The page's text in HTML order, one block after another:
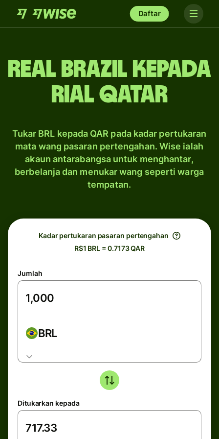
Daftar
real Brazil kepada
rial Qatar
Tukar BRL kepada QAR pada kadar pertukaran
mata wang pasaran pertengahan. Wise ialah
akaun antarabangsa untuk menghantar,
berbelanja dan menukar wang seperti warga
tempatan.
Kadar pertukaran pasaran pertengahan
R$1 BRL = 0.7173 QAR
Jumlah
BRL
Ditukarkan kepada